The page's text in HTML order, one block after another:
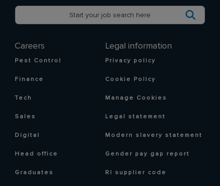
Careers
Pest Control
Finance
Tech
Sales
Digital
Head office
Graduates
Legal information
Privacy policy
Cookie Policy
Manage Cookies
Legal statement
Modern slavery statement
Gender pay gap report
RI supplier code